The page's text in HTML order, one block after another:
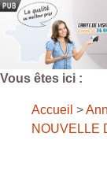
Vous êtes ici :
Accueil >
NOUVELLE